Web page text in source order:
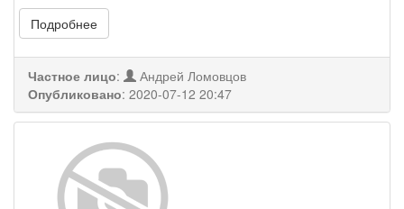
Подробнее
Частное лицо:
Андрей Ломовцов
Опубликовано: 2020-07-12 20:47